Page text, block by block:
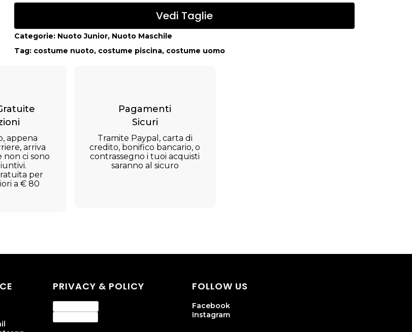
Vedi Taglie
Categorie: Nuoto Junior, Nuoto Maschile
Tag: costume nuoto, costume piscina, costume uomo
appena
arriva
non ci sono
per
a € 80
Pagamenti
Sicuri
Tramite Paypal, carta di
credito, bonifico bancario, o
contrassegno i tuoi acquisti
saranno al sicuro
PRIVACY & POLICY FOLLOW US
Facebook
Instagram